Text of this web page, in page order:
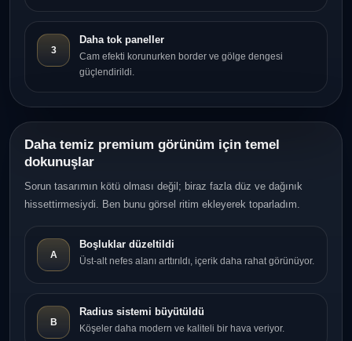
3
Daha tok paneller
Cam efekti korunurken border ve gölge dengesi
güçlendirildi.
Daha temiz premium görünüm için temel
dokunuşlar
Sorun tasarımın kötü olması değil; biraz fazla düz ve dağınık
hissettirmesiydi. Ben bunu görsel ritim ekleyerek toparladım.
A
Boşluklar düzeltildi
Üst-alt nefes alanı arttırıldı, içerik daha rahat görünüyor.
B
Radius sistemi büyütüldü
Köşeler daha modern ve kaliteli bir hava veriyor.